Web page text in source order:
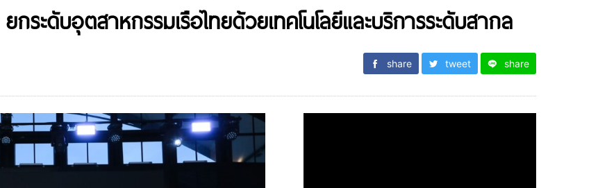
ระดับอุตสาหกรรมเรือไทยด้วยเทคโนโลยีและบริการระดับสากล
share tweet share